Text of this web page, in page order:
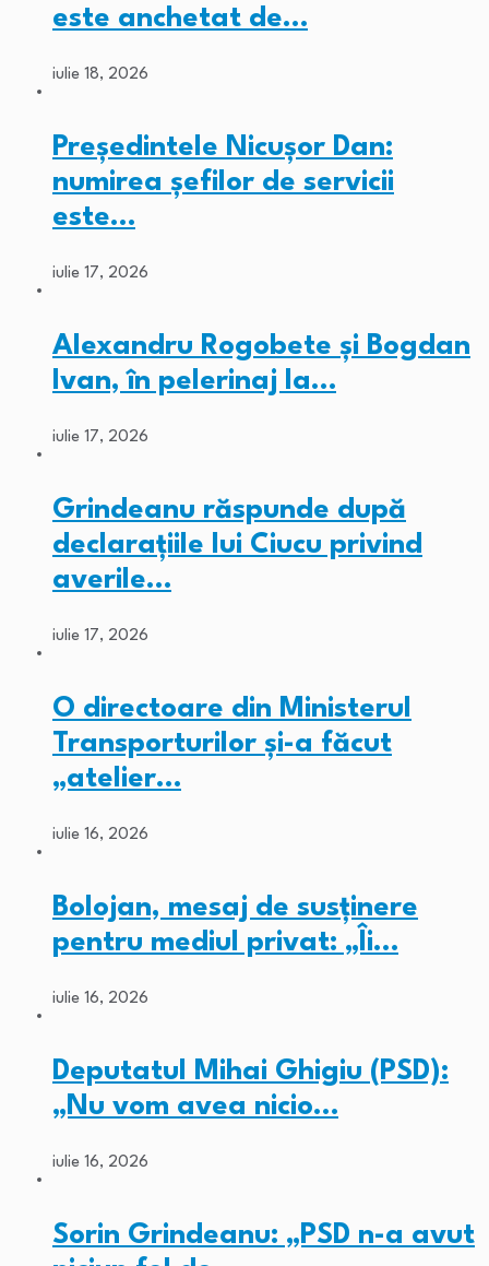
este anchetat de…
iulie 18, 2026
Președintele Nicușor Dan:
numirea șefilor de servicii
este…
iulie 17, 2026
Alexandru Rogobete și Bogdan
Ivan, în pelerinaj la…
iulie 17, 2026
Grindeanu răspunde după
declarațiile lui Ciucu privind
averile…
iulie 17, 2026
O directoare din Ministerul
Transporturilor și-a făcut
„atelier…
iulie 16, 2026
Bolojan, mesaj de susținere
pentru mediul privat: „Îi…
iulie 16, 2026
Deputatul Mihai Ghigiu (PSD):
„Nu vom avea nicio…
iulie 16, 2026
Sorin Grindeanu: „PSD n-a avut